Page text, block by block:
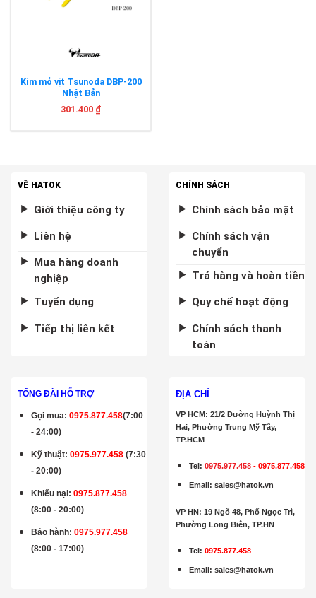
Kìm mỏ vịt Tsunoda DBP-200
Nhật Bản
301.400 ₫
VỀ HATOK
Giới thiệu công ty
Liên hệ
Mua hàng doanh
nghiệp
Tuyển dụng
Tiếp thị liên kết
CHÍNH SÁCH
Chính sách bảo mật
Chính sách vận
chuyển
Trả hàng và hoàn tiền
Quy chế hoạt động
Chính sách thanh
toán
TỔNG ĐÀI HỖ TRỢ
Gọi mua:0975.877.458(7:00
- 24:00)
Kỹ thuật:0975.977.458 (7:30
- 20:00)
Khiếu nại: 0975.877.458
(8:00 - 20:00)
Bảo hành:0975.977.458
(8:00 - 17:00)
ĐỊA CHỈ
VP HCM: 21/2 Đường Huỳnh Thị
Hai, Phường Trung Mỹ Tây,
TP.HCM
Tel:0975.977.458 -0975.877.458
Email :sales@hatok.vn
VP HN: 19 Ngõ 48, Phố Ngọc Trì,
Phường Long Biên, TP.HN
Tel: 0975.877.458
Email:sales@hatok.vn